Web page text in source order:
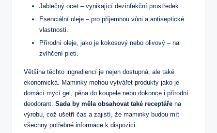
Jablečný⁤ ocet – vynikající ‍dezinfekční prostředek.
Esenciální oleje – pro příjemnou vůni a antiseptické
vlastnosti.
Přírodní oleje, jako je kokosový nebo olivový – na
zvlhčení pleti.
Většina ‌těchto ingrediencí je nejen dostupná, ale také⁣
ekonomická. ⁣Maminky mohou vytvářet produkty‌ jako je
domácí mycí gel, pěna do koupele nebo⁣ dokonce i přírodní
deodorant. Sada by⁤ měla obsahovat také receptáře na
výrobu, což ušetří​ čas a zajistí, že maminky budou mít
všechny potřebné informace k dispozici.